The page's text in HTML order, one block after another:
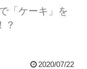
「ケーキ」を
？
2020/07/22